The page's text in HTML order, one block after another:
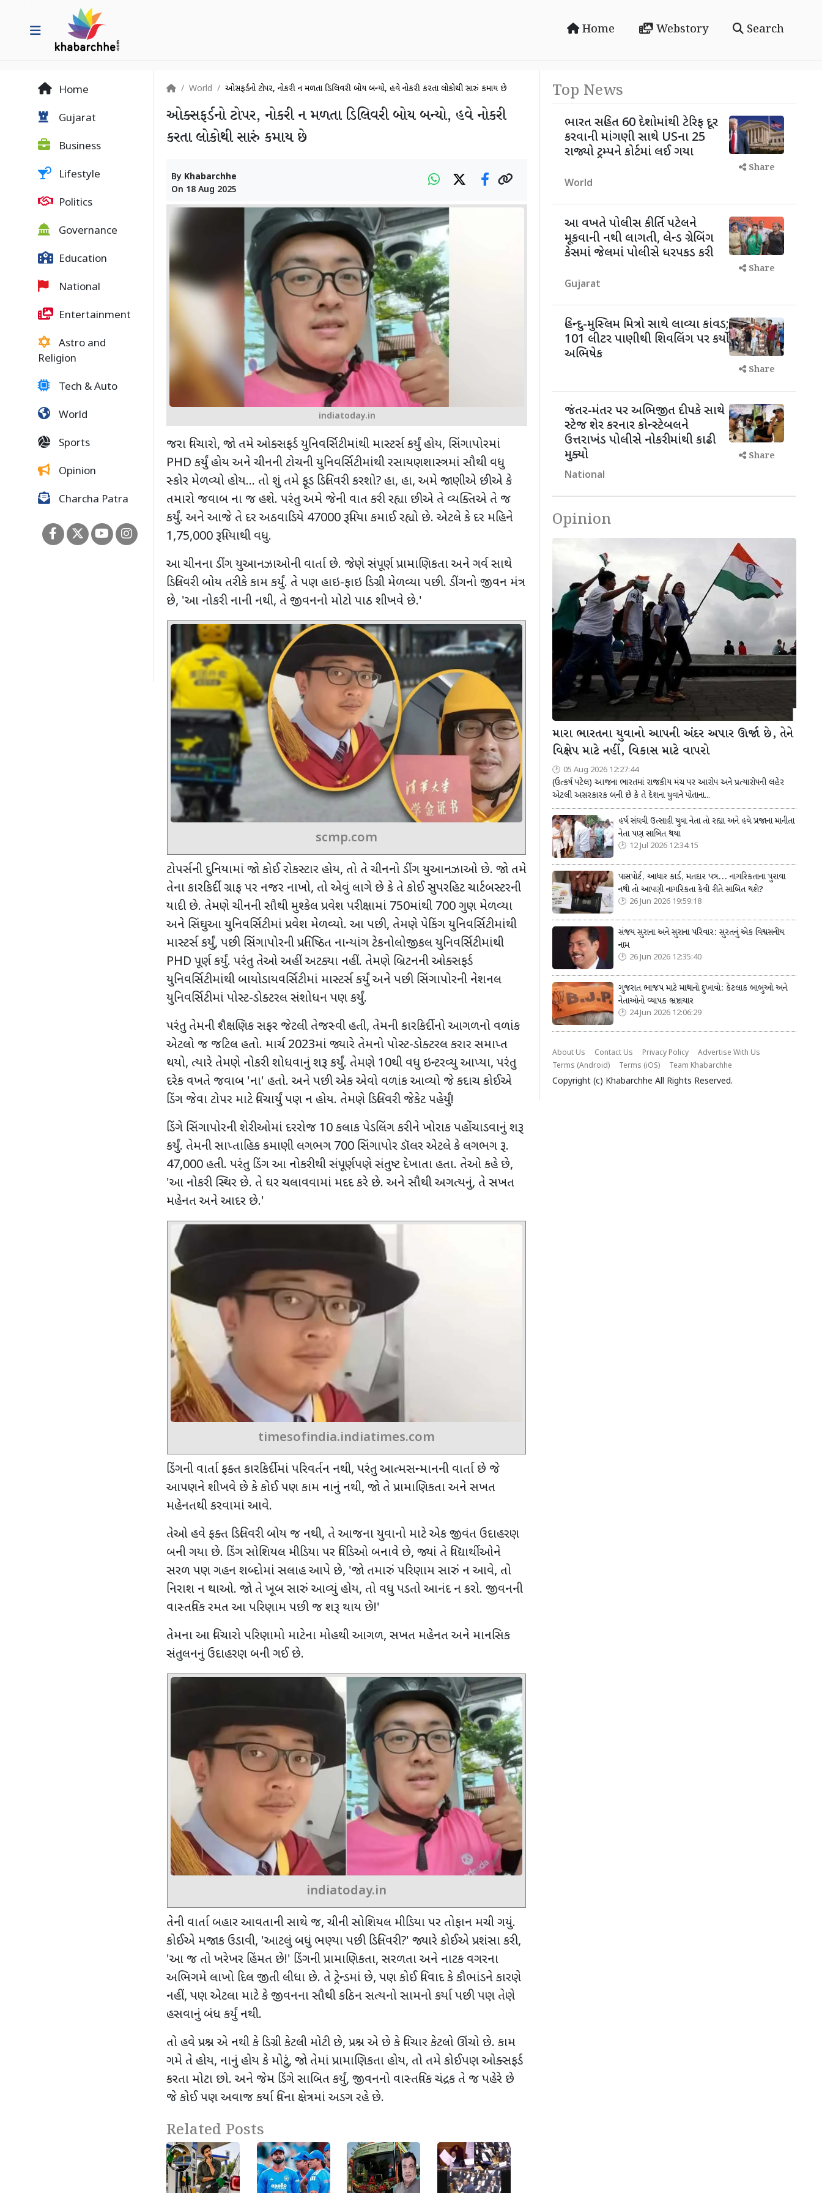
Home Webstory Search
Home
Gujarat
Business
Lifestyle
Politics
Governance
Education
National
Entertainment
Astro and
Religion
Tech & Auto
World
Sports
Opinion
Charcha Patra
World ઓક્સફર્ડનો ટોપર, નોકરી ન મળતા ડિલિવરી બોય બન્યો, હવે નોકરી કરતા લોકોથી સારું કમાય છે
ઓક્સફર્ડનો ટોપર, નોકરી ન મળતા ડિલિવરી બોય બન્યો, હવે નોકરી
કરતા લોકોથી સારું કમાય છે
By Khabarchhe
On 18 Aug 2025
indiatoday.in
જરા વિચારો, જો તમે ઓક્સફર્ડ યુનિવર્સિટીમાંથી માસ્ટર્સ કર્યું હોય, સિંગાપોરમાં
PHD કર્યું હોય અને ચીનની ટોચની યુનિવર્સિટીમાંથી રસાયણશાસ્ત્રમાં સૌથી વધુ
સ્કોર મેળવ્યો હોય... તો શું તમે ફૂડ ડિલિવરી કરશો? હા, હા, અમે જાણીએ છીએ કે
તમારો જવાબ ના જ હશે. પરંતુ અમે જેની વાત કરી રહ્યા છીએ તે વ્યક્તિએ તે જ
કર્યું. અને આજે તે દર અઠવાડિયે 47000રૂપિયા કમાઈ રહ્યો છે. એટલે કે દર મહિને
1,75,000રૂપિયાથી વધુ.
આ ચીનના ડીંગ યુઆનઝાઓની વાર્તા છે. જેણે સંપૂર્ણ પ્રામાણિકતા અને ગર્વ સાથે
ડિલિવરી બોય તરીકે કામ કર્યું. તે પણ હાઇ-ફાઇ ડિગ્રી મેળવ્યા પછી. ડીંગનો જીવન મંત્ર
છે, 'આ નોકરી નાની નથી, તે જીવનનો મોટો પાઠ શીખવે છે.'
scmp.com
ટોપર્સની દુનિયામાં જો કોઈ રોકસ્ટાર હોય, તો તે ચીનનો ડીંગ યુઆનઝાઓ છે. જો તમે
તેના કારકિર્દી ગ્રાફ પર નજર નાખો, તો એવું લાગે છે કે તે કોઈ સુપરહિટ ચાર્ટબસ્ટરની
યાદી છે. તેમણે ચીનની સૌથી મુશ્કેલ પ્રવેશ પરીક્ષામાં 750માંથી 700ગુણ મેળવ્યા
અને સિંઘુઆ યુનિવર્સિટીમાં પ્રવેશ મેળવ્યો. આ પછી, તેમણે પેકિંગ યુનિવર્સિટીમાંથી
માસ્ટર્સ કર્યું, પછી સિંગાપોરની પ્રતિષ્ઠિત નાન્યાંગ ટેકનોલોજીકલ યુનિવર્સિટીમાંથી
PHD પૂર્ણ કર્યું. પરંતુ તેઓ અહીં અટક્યા નહીં. તેમણે બ્રિટનની ઓક્સફર્ડ
યુનિવર્સિટીમાંથી બાયોડાયવર્સિટીમાં માસ્ટર્સ કર્યું અને પછી સિંગાપોરની નેશનલ
યુનિવર્સિટીમાં પોસ્ટ-ડોક્ટરલ સંશોધન પણ કર્યું.
પરંતુ તેમની શૈક્ષણિક સફર જેટલી તેજસ્વી હતી, તેમની કારકિર્દીનો આગળનો વળાંક
એટલો જ જટિલ હતો. માર્ચ 2023માં જ્યારે તેમનો પોસ્ટ-ડોક્ટરલ કરાર સમાપ્ત
થયો, ત્યારે તેમણે નોકરી શોધવાનું શરૂ કર્યું. તેમણે 10થી વધુ ઇન્ટરવ્યુ આપ્યા, પરંતુ
દરેક વખતે જવાબ 'ના' હતો. અને પછી એક એવો વળાંક આવ્યો જે કદાચ કોઈએ
ડિંગ જેવા ટોપર માટે વિચાર્યું પણ ન હોય. તેમણે ડિલિવરી જેકેટ પહેર્યું!
ડિંગે સિંગાપોરની શેરીઓમાં દરરોજ 10કલાક પેડલિંગ કરીને ખોરાક પહોંચાડવાનું શરૂ
કર્યું. તેમની સાપ્તાહિક કમાણી લગભગ 700 સિંગાપોર ડૉલર એટલે કે લગભગ રૂ.
47,000 હતી. પરંતુ ડિંગ આ નોકરીથી સંપૂર્ણપણે સંતુષ્ટ દેખાતા હતા. તેઓ કહે છે,
'આ નોકરી સ્થિર છે. તે ઘર ચલાવવામાં મદદ કરે છે. અને સૌથી અગત્યનું, તે સખત
મહેનત અને આદર છે.'
timesofindia.indiatimes.com
ડિંગની વાર્તા ફક્ત કારકિર્દીમાં પરિવર્તન નથી, પરંતુ આત્મસન્માનની વાર્તા છે જે
આપણને શીખવે છે કે કોઈ પણ કામ નાનું નથી, જો તે પ્રામાણિકતા અને સખત
મહેનતથી કરવામાં આવે.
તેઓ હવે ફક્ત ડિલિવરી બોય જ નથી, તે આજના યુવાનો માટે એક જીવંત ઉદાહરણ
બની ગયા છે. ડિંગ સોશિયલ મીડિયા પર વિડિઓ બનાવે છે, જ્યાં તે વિદ્યાર્થીઓને
સરળ પણ ગહન શબ્દોમાં સલાહ આપે છે, 'જો તમારું પરિણામ સારું ન આવે, તો
નિરાશ ન થાઓ. જો તે ખૂબ સારું આવ્યું હોય, તો વધુ પડતો આનંદ ન કરો. જીવનની
વાસ્તવિક રમત આ પરિણામ પછી જ શરૂ થાય છે!'
તેમના આ વિચારો પરિણામો માટેના મોહથી આગળ, સખત મહેનત અને માનસિક
સંતુલનનું ઉદાહરણ બની ગઈ છે.
indiatoday.in
તેની વાર્તા બહાર આવતાની સાથે જ, ચીની સોશિયલ મીડિયા પર તોફાન મચી ગયું.
કોઈએ મજાક ઉડાવી, 'આટલું બધું ભણ્યા પછી ડિલિવરી?' જ્યારે કોઈએ પ્રશંસા કરી,
'આ જ તો ખરેખર હિંમત છે!' ડિંગની પ્રામાણિકતા, સરળતા અને નાટક વગરના
અભિગમે લાખો દિલ જીતી લીધા છે. તે ટ્રેન્ડમાં છે, પણ કોઈ વિવાદ કે કૌભાંડને કારણે
નહીં, પણ એટલા માટે કે જીવનના સૌથી કઠિન સત્યનો સામનો કર્યા પછી પણ તેણે
હસવાનું બંધ કર્યું નથી.
તો હવે પ્રશ્ન એ નથી કે ડિગ્રી કેટલી મોટી છે, પ્રશ્ન એ છે કે વિચાર કેટલો ઊંચો છે. કામ
ગમે તે હોય, નાનું હોય કે મોટું, જો તેમાં પ્રામાણિકતા હોય, તો તમે કોઈપણ ઓક્સફર્ડ
કરતા મોટા છો. અને જેમ ડિંગે સાબિત કર્યું, જીવનનો વાસ્તવિક ચંદ્રક તે જ પહેરે છે
જે કોઈ પણ અવાજ કર્યા વિના ક્ષેત્રમાં અડગ રહે છે.
Related Posts
Top News
ભારત સહિત 60 દેશોમાંથી ટેરિફ દૂર
કરવાની માંગણી સાથે USના 25
રાજ્યો ટ્રમ્પને કોર્ટમાં લઈ ગયા
World
Share
આ વખતે પોલીસ કીર્તિ પટેલને
મૂકવાની નથી લાગતી, લેન્ડ ગ્રેબિંગ
કેસમાં જેલમાં પોલીસે ધરપકડ કરી
Gujarat
Share
હિન્દુ-મુસ્લિમ મિત્રો સાથે લાવ્યા કાંવડ;
101 લીટર પાણીથી શિવલિંગ પર કર્યો
અભિષેક
Share
જંતર-મંતર પર અભિજીત દીપકે સાથે
સ્ટેજ શેર કરનાર કોન્સ્ટેબલને
ઉત્તરાખંડ પોલીસે નોકરીમાંથી કાઢી
મુક્યો
National
Share
Opinion
મારા ભારતના યુવાનો આપની અંદર અપાર ઊર્જા છે, તેને
વિક્ષેપ માટે નહીં, વિકાસ માટે વાપરો
05 Aug 2026 12:27:44
(ઉત્કર્ષ પટેલ) આજના ભારતમાં રાજકીય મંચ પર આરોપ અને પ્રત્યારોપની લહેર
એટલી અસરકારક બની છે કે તે દેશના યુવાને પોતાના...
હર્ષ સંઘવી ઉત્સાહી યુવા નેતા તો રહ્યા અને હવે પ્રજાના માનીતા
નેતા પણ સાબિત થયા
12 Jul 2026 12:34:15
પાસપોર્ટ, આધાર કાર્ડ, મતદાર પત્ર... નાગરિકતાના પુરાવા
નથી તો આપણી નાગરિકતા કેવી રીતે સાબિત થશે?
26 Jun 2026 19:59:18
સંજય સુરાના અને સુરાના પરિવાર: સુરતનું એક વિશ્વસનીય
નામ
26 Jun 2026 12:35:40
ગુજરાત ભાજપ માટે માથાનો દુખાવો: કેટલાક બાબુઓ અને
નેતાઓનો વ્યાપક ભ્રષ્ટાચાર
24 Jun 2026 12:06:29
About Us Contact Us Privacy Policy
Advertise With Us
Terms (Android)
Terms (iOS) Team Khabarchhe
Copyright (c) Khabarchhe All Rights Reserved.